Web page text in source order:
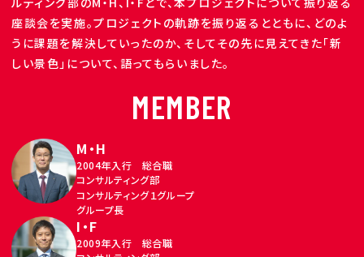
座談会を実施。プロジェクトの軌跡を振り返るとともに、どのよ
うに課題を解決していったのか、そしてその先に見えてきた「新
しい景色」について、語ってもらいました。
MEMBER
M・H
2004年入行 総合職
コンサルティング部
コンサルティング１グループ
グループ長
I・F
2009年入行 総合職